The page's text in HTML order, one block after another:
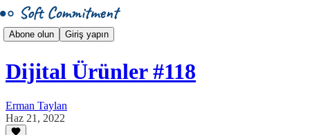
Abone olun Giriş yapın
Dijital Ürünler #118
Erman Taylan
Haz 21, 2022